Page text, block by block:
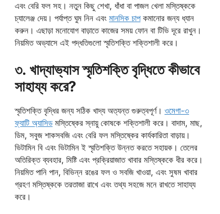
এবং বেরি ফল সহ। নতুন কিছু শেখা, ধাঁধা বা পাজল খেলা মস্তিষ্ককে
চ্যালেঞ্জ দেয়। পর্যাপ্ত ঘুম নিন এবং মানসিক চাপকমানোর জন্য ধ্যান
করুন। এছাড়া মনোযোগ বাড়াতে কাজের সময় ফোন বা টিভি দূরে রাখুন।
নিয়মিত অভ্যাসে এই পদ্ধতিগুলো স্মৃতিশক্তি শক্তিশালী করে।
৩. খাদ্যাভ্যাস স্মৃতিশক্তি বৃদ্ধিতে কীভাবে
সাহায্য করে?
স্মৃতিশক্তি বৃদ্ধির জন্য সঠিক খাদ্য অত্যন্ত গুরুত্বপূর্ণ। ওমেগা-৩
ফ্যাটি অ্যাসিড মস্তিষ্কের স্নায়ু কোষকে শক্তিশালী করে। বাদাম, মাছ,
ডিম, সবুজ শাকসবজি এবং বেরি ফল মস্তিষ্কের কার্যকারিতা বাড়ায়।
ভিটামিন বি এবং ভিটামিন ই স্মৃতিশক্তি উন্নত করতে সহায়ক। তেলের
অতিরিক্ত ব্যবহার, মিষ্টি এবং প্রক্রিয়াজাত খাবার মস্তিষ্ককে ধীর করে।
নিয়মিত পানি পান, বিভিন্ন রঙের ফল ও সবজি খাওয়া, এবং সুষম খাবার
গ্রহণ মস্তিষ্ককে তরতাজা রাখে এবং তথ্য সহজে মনে রাখতে সাহায্য
করে।